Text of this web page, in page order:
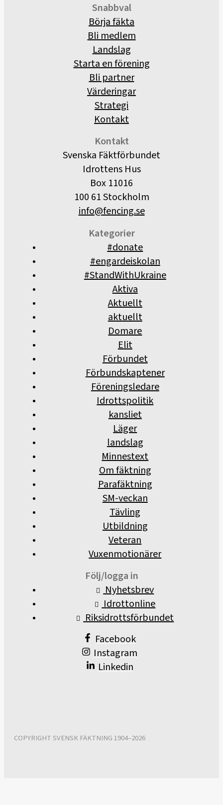
Snabbval
Börja fäkta
Bli medlem
Landslag
Starta en förening
Bli partner
Värderingar
Strategi
Kontakt
Kontakt
Svenska Fäktförbundet
Idrottens Hus
Box 11016
100 61 Stockholm
info@fencing.se
Kategorier
#donate
#engardeiskolan
#StandWithUkraine
Aktiva
Aktuellt
aktuellt
Domare
Elit
Förbundet
Förbundskaptener
Föreningsledare
Idrottspolitik
kansliet
Läger
landslag
Minnestext
Om fäktning
Parafäktning
SM-veckan
Tävling
Utbildning
Veteran
Vuxenmotionärer
Följ/logga in
Nyhetsbrev
Idrottonline
Riksidrottsförbundet
Facebook
Instagram
Linkedin
COPYRIGHT SVENSK FÄKTNING 1904–2026